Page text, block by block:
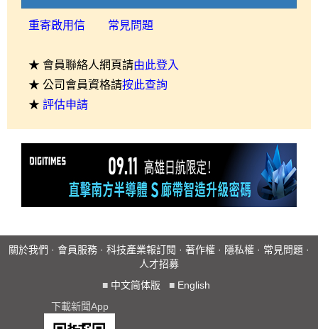
重寄啟用信 常見問題
★ 會員聯絡人網頁請由此登入
★ 公司會員資格請按此查詢
★ 評估申請
關於我們 · 會員服務 · 科技產業報訂閱 · 著作權 · 隱私權 · 常見問題 ·
人才招募
■ 中文简体版 ■ English
下載新聞App